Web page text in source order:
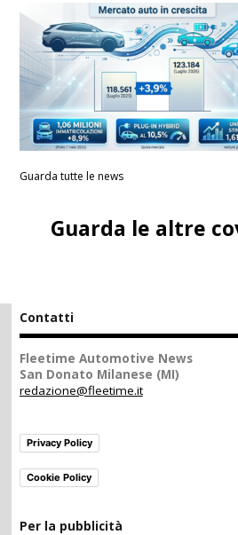
Guarda tutte le news
Guarda le altre
Contatti
Fleetime Automotive News
San Donato Milanese (MI)
redazione@fleetime.it
Privacy Policy
Cookie Policy
Per la pubblicità